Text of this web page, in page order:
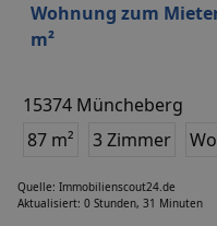
Wohnung zum
m²
15374 Müncheberg
87 m²
3 Zimmer
Quelle: Immobilienscout24.de
Aktualisiert: 0 Stunden, 31 Minuten